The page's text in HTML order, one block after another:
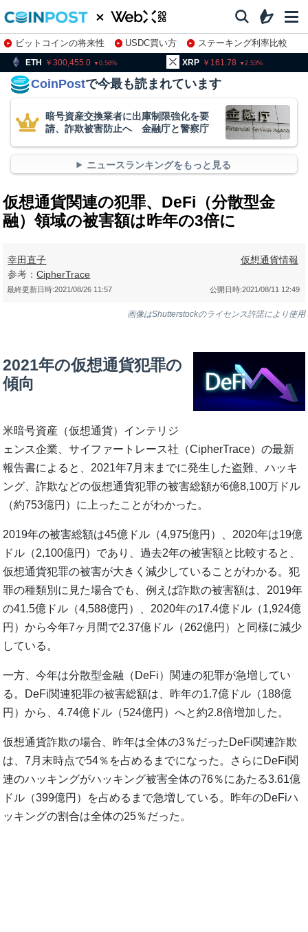
ビットコインの将来性 USDC買い方
ステーキング利率比較
株特集・関連銘柄
0.56 161.78 2.53
CoinPostで今最も読まれています
暗号資産交換業者に出庫制限強化を要
請、詐欺被害防止へ 金融庁と警察庁
ニュースランキングをもっと見る
仮想通貨関連の犯罪、DeFi（分散型金
融）領域の被害額は昨年の3倍に
幸田直子
参考：CipherTrace
仮想通貨情報
公開日時:2021/08/11 12:49
最終更新日時:2021/08/26 11:57
画像はShutterstockのライセンス許諾により使用
2021年の仮想通貨犯罪の
傾向
米暗号資産（仮想通貨）インテリジ
ェンス企業、サイファートレース社（CipherTrace）の最新
報告書によると、2021年7月末までに発生した盗難、ハッキ
ング、詐欺などの仮想通貨犯罪の被害総額が6億8,100万ドル
（約753億円）に上ったことがわかった。
2019年の被害総額は45億ドル（4,975億円）、2020年は19億
ドル（2,100億円）であり、過去2年の被害額と比較すると、
仮想通貨犯罪の被害が大きく減少していることがわかる。犯
罪の種類別に見た場合でも、例えば詐欺の被害額は、2019年
の41.5億ドル（4,588億円）、2020年の17.4億ドル（1,924億
円）から今年7ヶ月間で2.37億ドル（262億円）と同様に減少
している。
一方、今年は分散型金融（DeFi）関連の犯罪が急増してい
る。DeFi関連犯罪の被害総額は、昨年の1.7億ドル（188億
円）から、4.74億ドル（524億円）へと約2.8倍増加した。
仮想通貨詐欺の場合、昨年は全体の3％だったDeFi関連詐欺
は、7月末時点で54％を占めるまでになった。さらにDeFi関
連のハッキングがハッキング被害全体の76％にあたる3.61億
ドル（399億円）を占めるまで急増している。昨年のDeFiハ
ッキングの割合は全体の25％だった。